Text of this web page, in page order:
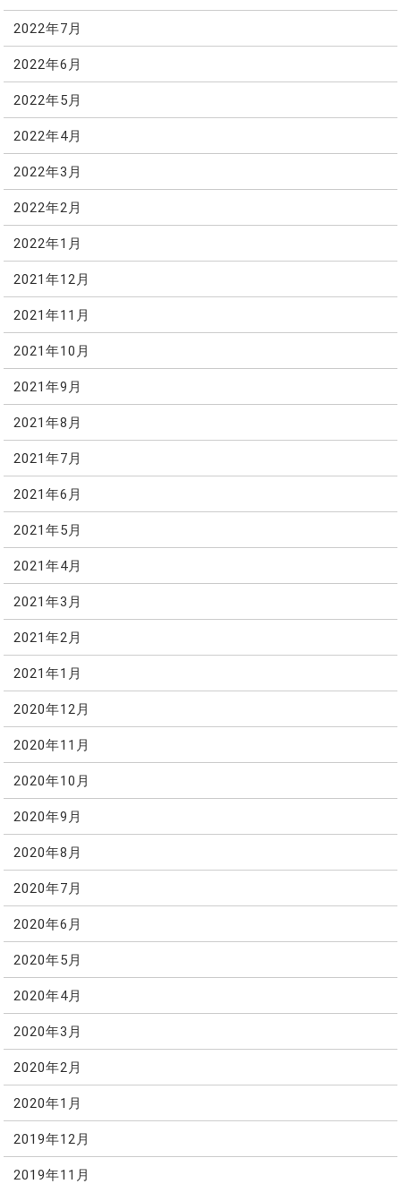
2022年7月
2022年6月
2022年5月
2022年4月
2022年3月
2022年2月
2022年1月
2021年12月
2021年11月
2021年10月
2021年9月
2021年8月
2021年7月
2021年6月
2021年5月
2021年4月
2021年3月
2021年2月
2021年1月
2020年12月
2020年11月
2020年10月
2020年9月
2020年8月
2020年7月
2020年6月
2020年5月
2020年4月
2020年3月
2020年2月
2020年1月
2019年12月
2019年11月